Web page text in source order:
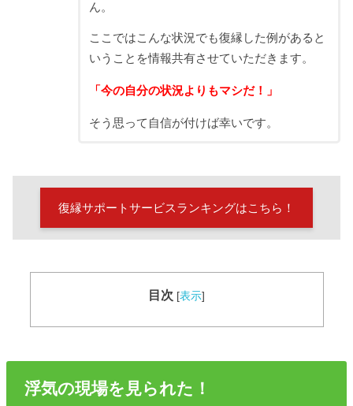
ん。
ここではこんな状況でも復縁した例があると
いうことを情報共有させていただきます。
「今の自分の状況よりもマシだ！」
そう思って自信が付けば幸いです。
復縁サポートサービスランキングはこちら！
目次 [表示]
浮気の現場を見られた！